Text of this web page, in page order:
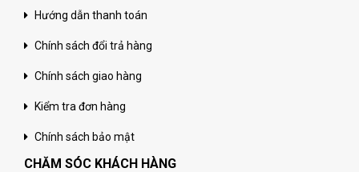
Hướng dẫn thanh toán
Chính sách đổi trả hàng
Chính sách giao hàng
Kiểm tra đơn hàng
Chính sách bảo mật
CHĂM SÓC KHÁCH HÀNG